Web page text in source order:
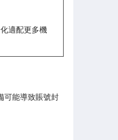
適配更多機
可能導致賬號封